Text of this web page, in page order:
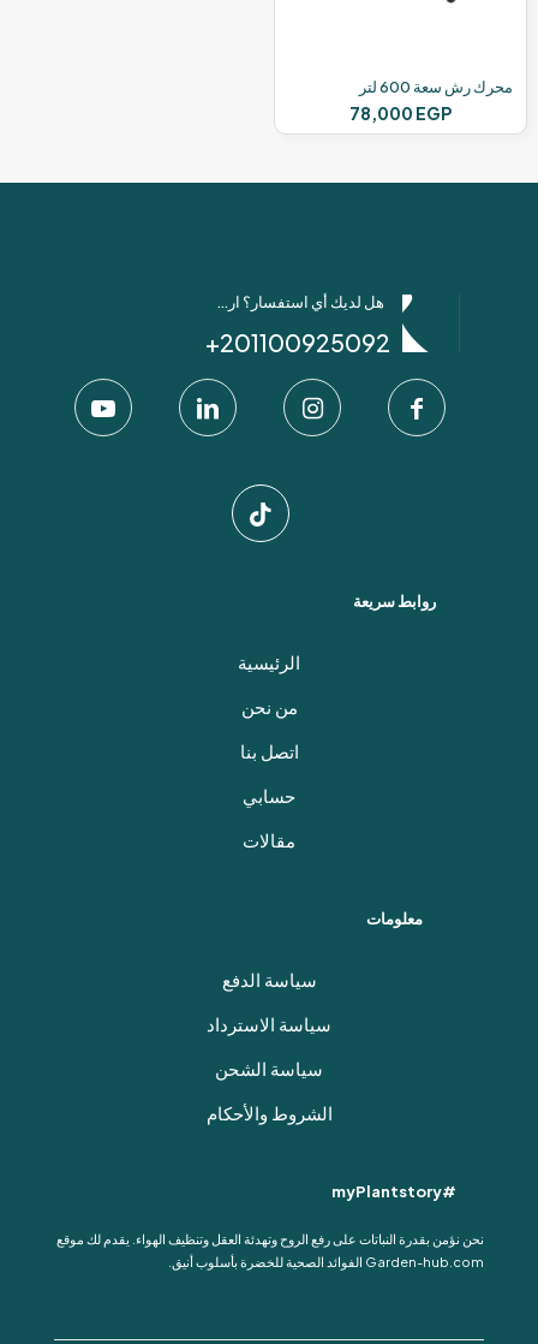
محرك رش سعة 600 لتر
78,000 EGP
هل لديك أي استفسار؟ ارسل لنا عبر واتساب!
201100925092+
روابط سريعة
الرئيسية
من نحن
اتصل بنا
حسابي
مقالات
معلومات
سياسة الدفع
سياسة الاسترداد
سياسة الشحن
الشروط والأحكام
#myPlantstory
نحن نؤمن بقدرة النباتات على رفع الروح وتهدئة العقل وتنظيف الهواء. يقدم لك موقع
Garden-hub.com الفوائد الصحية للخضرة بأسلوب أنيق.